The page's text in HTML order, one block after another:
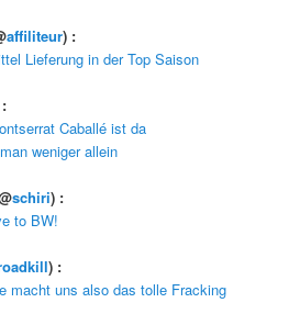
affiliteur) :
Lieferung in der Top Saison
:
Caballé ist da
weniger allein
schiri) :
to BW!
) :
macht uns also das tolle Fracking